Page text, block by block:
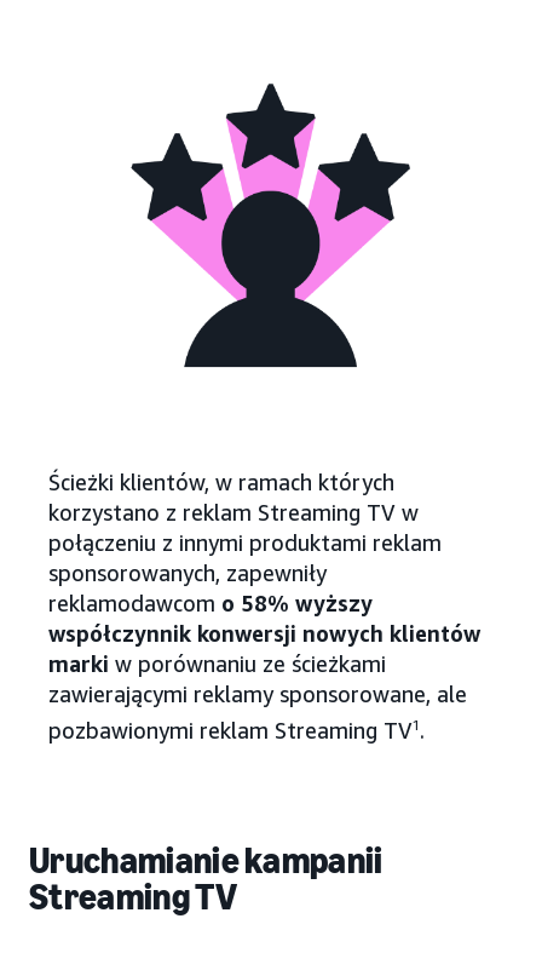
Ścieżki klientów, w ramach których
korzystano z reklam Streaming TV w
połączeniu z innymi produktami reklam
sponsorowanych, zapewniły
reklamodawcom o 58% wyższy
współczynnik konwersji nowych klientów
marki w porównaniu ze ścieżkami
zawierającymi reklamy sponsorowane, ale
pozbawionymi reklam Streaming TV1 .
Uruchamianie kampanii
Streaming TV